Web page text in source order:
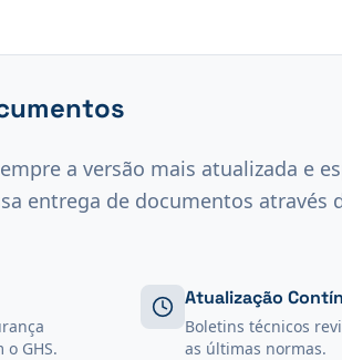
a versão mais atualizada e
entrega de documentos através
o GHS.
Atualização
Boletins técnicos
as últimas normas.